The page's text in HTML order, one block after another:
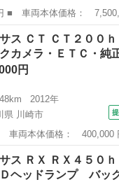
種名： ＲＸ ■ グレード
ーダークルーズ Ｐシー
RX
ス ＣＴ ＣＴ２００
カメラ・ＥＴＣ・純
円
2012年
県 川崎市
名： ＣＴ ■ グレード名
カメラ・ＥＴＣ・純正１
CT
ス ＲＸ ＲＸ４５０
Ｄヘッドランプ バ